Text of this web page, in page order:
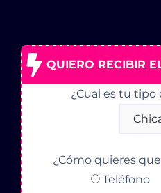
QUIERO RECIBIR
¿Cual es tu tipo
¿Cómo quieres
Teléfono